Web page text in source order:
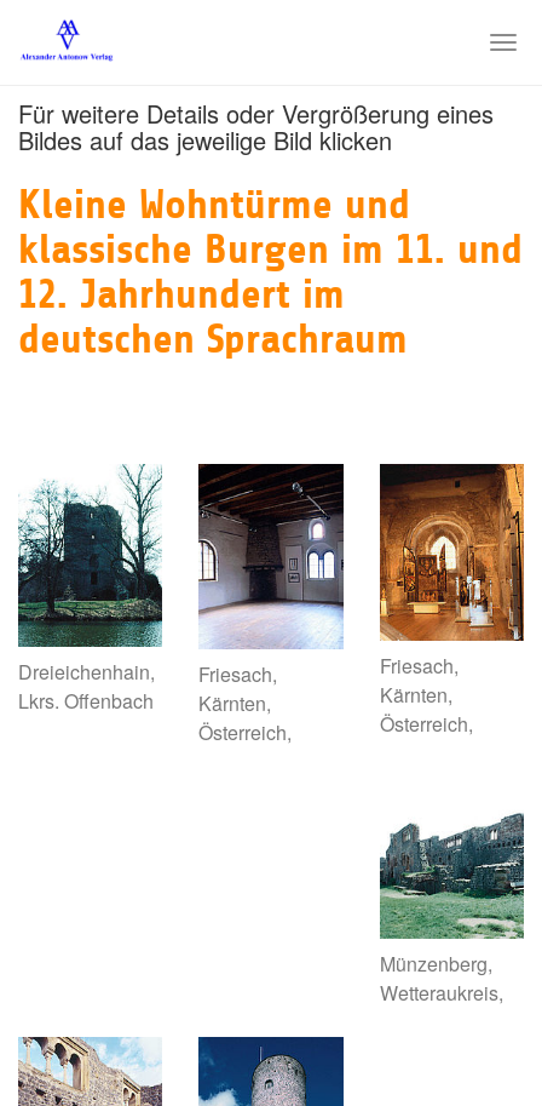
content
Für weitere Details oder Vergrößerung eines
Bildes auf das jeweilige Bild klicken
Kleine Wohntürme und
klassische Burgen im 11. und
12. Jahrhundert im
deutschen Sprachraum
Dreieichenhain,
Lkrs. Offenbach
Friesach,
Kärnten,
Österreich,
Friesach,
Kärnten,
Österreich,
Münzenberg,
Wetteraukreis,